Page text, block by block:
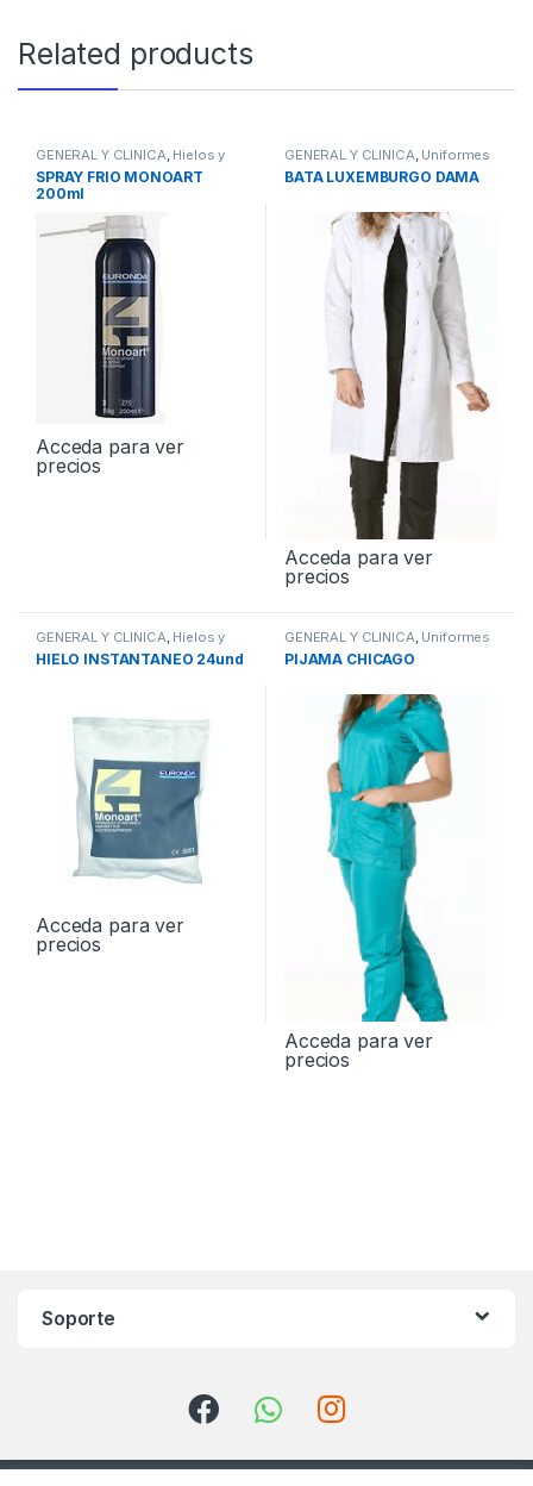
Related products
GENERAL Y CLINICA Hielos y
SPRAY FRIO MONOART
200ml
Acceda para ver
precios
GENERAL Y CLINICA Uniformes
BATA LUXEMBURGO DAMA
Acceda para ver
precios
GENERAL Y CLINICA, Hielos y
refrigerantes
HIELO INSTANTANEO 24und
Acceda para ver
precios
GENERAL Y CLINICA, Uniformes
PIJAMA CHICAGO
Acceda para ver
precios
Soporte